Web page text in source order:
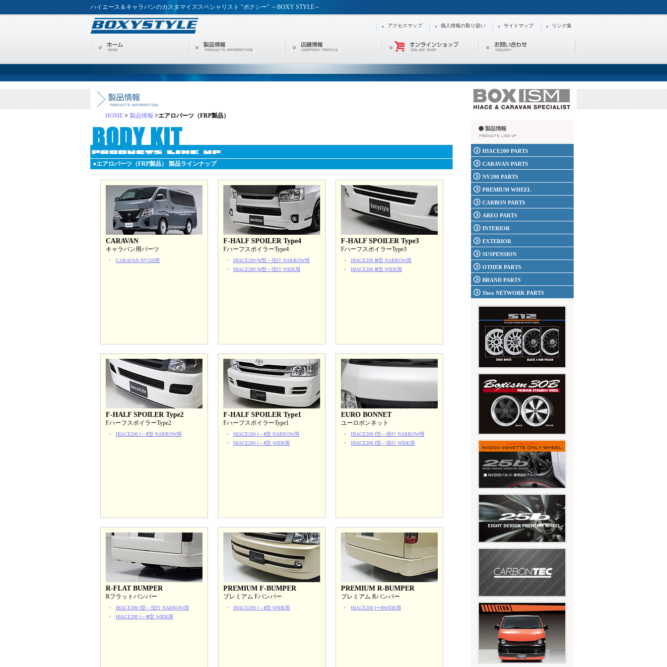
ハイエース＆キャラバンのカスタマイズスペシャリスト "ボクシー" ～BOXY STYLE～
リンク集
サイトマップ
個人情報の取り扱い
アクセスマップ
HOME > 製品情報 >エアロパーツ（FRP製品）
HIACE200 PARTS
CARAVAN PARTS
NV200 PARTS
PREMIUM WHEEL
CARBON PARTS
AREO PARTS
INTERIOR
EXTERIOR
SUSPENSION
OTHER PARTS
BRAND PARTS
1box NETWORK PARTS
●エアロパーツ（FRP製品） 製品ラインナップ
CARAVAN
キャラバン用パーツ
CARAVAN NV350用
F-HALF SPOILER Type4
FハーフスポイラーType4
HIACE200 Ⅳ型～現行 NARROW用
HIACE200 Ⅳ型～現行 WIDE用
F-HALF SPOILER Type3
FハーフスポイラーType3
HIACE200 Ⅲ型 NARROW用
HIACE200 Ⅲ型 WIDE用
F-HALF SPOILER Type2
FハーフスポイラーType2
HIACE200 Ⅰ～Ⅱ型 NARROW用
F-HALF SPOILER Type1
FハーフスポイラーType1
HIACE200 Ⅰ～Ⅱ型 NARROW用
HIACE200 Ⅰ～Ⅱ型 WIDE用
EURO BONNET
ユーロボンネット
HIACE200 Ⅰ型～現行 NARROW用
HIACE200 Ⅰ型～現行 WIDE用
R-FLAT BUMPER
Rフラットバンパー
HIACE200 Ⅰ型～現行 NARROW用
HIACE200 Ⅰ～Ⅲ型 WIDE用
PREMIUM F-BUMPER
プレミアム Fバンパー
HIACE200 Ⅰ～Ⅱ型 WIDE用
PREMIUM R-BUMPER
プレミアム Rバンパー
HIACE200 Ⅰ〜ⅡWIDE用